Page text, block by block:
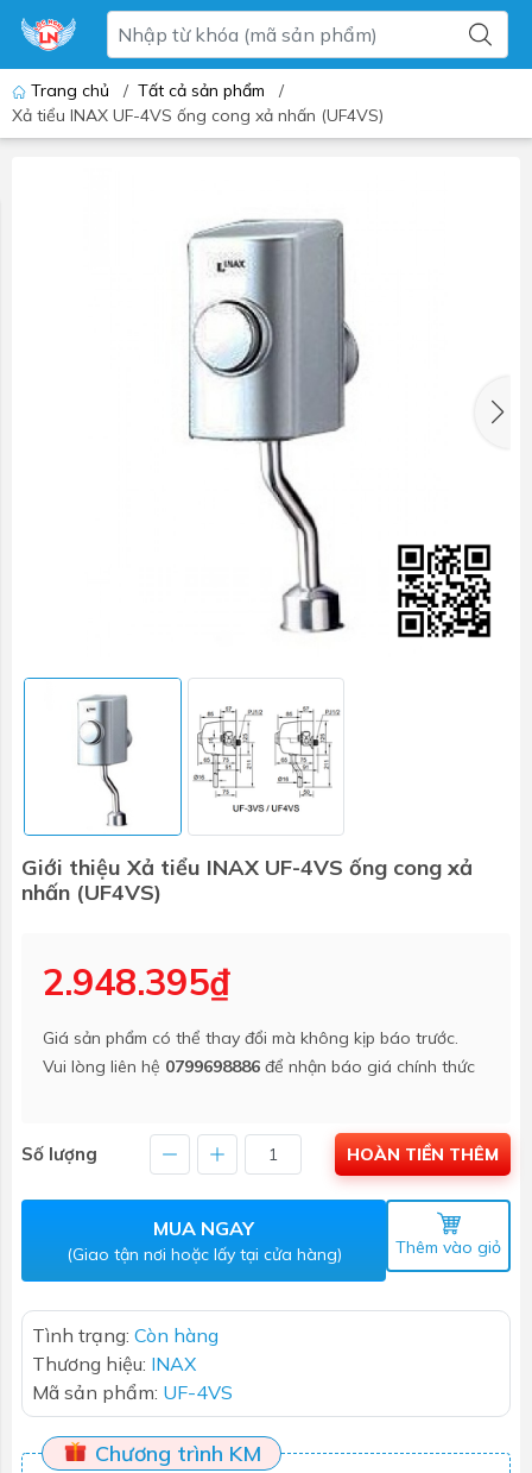
Trang chủ / Tất cả sản phẩm
/
Xả tiểu INAX UF-4VS ống cong xả nhấn (UF4VS)
Giới thiệu Xả tiểu INAX UF-4VS ống cong xả
nhấn (UF4VS)
2.948.395₫
Giá sản phẩm có thể thay đổi mà không kịp báo trước.
Vui lòng liên hệ 0799698886 để nhận báo giá chính thức
Số lượng HOÀN TIỀN THÊM
MUA NGAY
(Giao tận nơi hoặc lấy tại cửa hàng) Thêm vào giỏ
Tình trạng: Còn hàng
Thương hiệu: INAX
Mã sản phẩm: UF-4VS
Chương trình KM